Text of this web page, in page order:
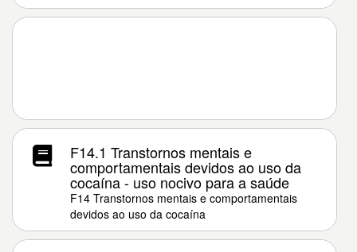
F14.1 Transtornos mentais e
comportamentais devidos ao uso da
cocaína - uso nocivo para a saúde
F14 Transtornos mentais e comportamentais
devidos ao uso da cocaína